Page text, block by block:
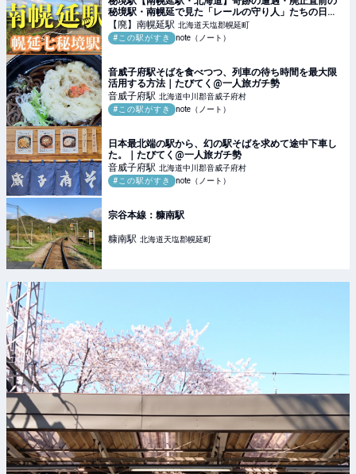
秘境駅・南幌延で見た「レールの守り人」たちの日常
｜日本一周、世界一周 もふP
【廃】南幌延駅 北海道天塩郡幌延町
#この駅がすき
note（ノート）
音威子府駅そばを食べつつ、列車の待ち時間を最大限
活用する方法｜たびてく@一人旅ガチ勢
音威子府駅 北海道中川郡音威子府村
#この駅がすき
note（ノート）
日本最北端の駅から、幻の駅そばを求めて途中下車し
た。｜たびてく@一人旅ガチ勢
音威子府駅 北海道中川郡音威子府村
#この駅がすき
note（ノート）
宗谷本線：糠南駅
糠南駅 北海道天塩郡幌延町